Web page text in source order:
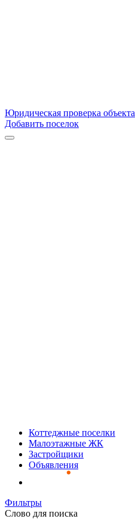
Юридическая проверка объекта
Добавить поселок
Коттеджные поселки
Малоэтажные ЖК
Застройщики
Объявления
Фильтры
Слово для поиска